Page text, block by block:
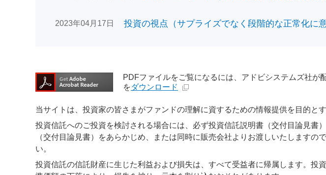
2023年04月17日 投資の視点（サプライズでなく段階的な正常化に
PDFファイルをご覧になるには、アドビシステムズ社が
をダウンロード
当サイトは、投資家の皆さまがファンドの理解に資するための情報提供を目的とす
投資信託へのご投資を検討される場合には、必ず投資信託説明書（交付目論見
（交付目論見書）をあらかじめ、または同時に販売会社よりお渡しいたします
い。
投資信託の信託財産に生じた利益および損失は、すべて受益者に帰属します。